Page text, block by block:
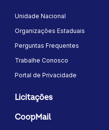
Unidade Nacional
Organizações Estaduais
Perguntas Frequentes
Trabalhe Conosco
Portal de Privacidade
Licitações
CoopMail